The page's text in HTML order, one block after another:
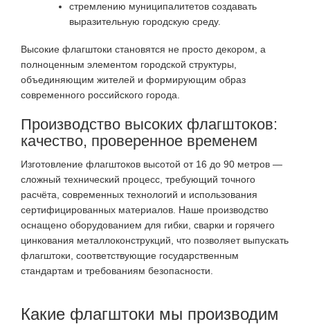
стремлению муниципалитетов создавать
выразительную городскую среду.
Высокие флагштоки становятся не просто декором, а
полноценным элементом городской структуры,
объединяющим жителей и формирующим образ
современного российского города.
Производство высоких флагштоков:
качество, проверенное временем
Изготовление флагштоков высотой от 16 до 90 метров —
сложный технический процесс, требующий точного
расчёта, современных технологий и использования
сертифицированных материалов. Наше производство
оснащено оборудованием для гибки, сварки и горячего
цинкования металлоконструкций, что позволяет выпускать
флагштоки, соответствующие государственным
стандартам и требованиям безопасности.
Какие флагштоки мы производим